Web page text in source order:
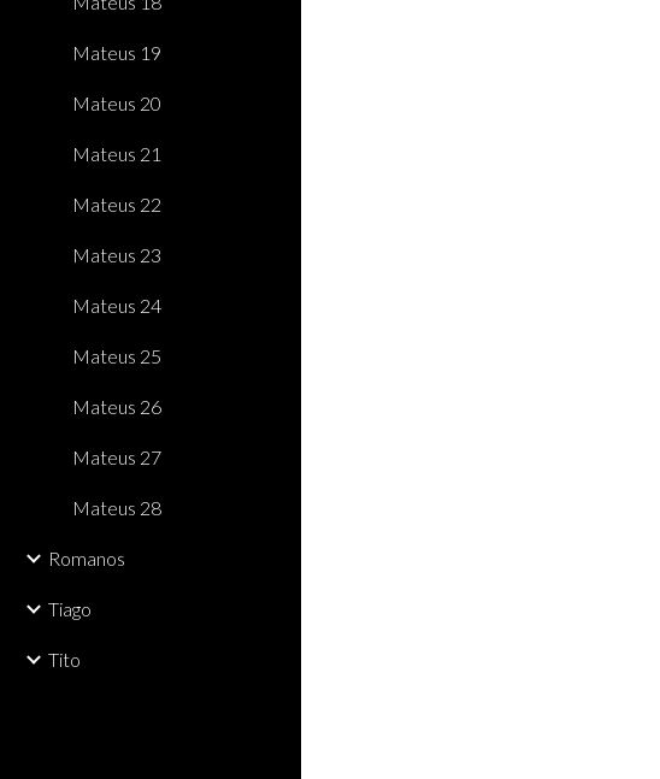
Mateus 19
Mateus 20
Mateus 21
Mateus 22
Mateus 23
Mateus 24
Mateus 25
Mateus 26
Mateus 27
Mateus 28
Romanos
Tiago
Tito